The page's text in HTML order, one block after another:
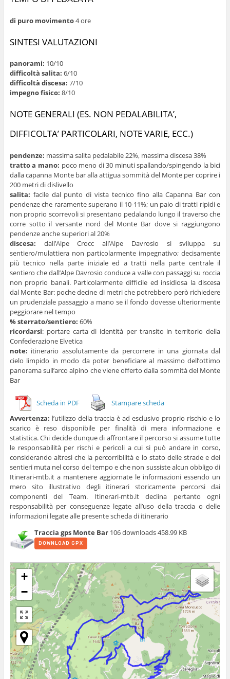
di puro movimento4 ore
SINTESI VALUTAZIONI
panorami: 10/10
difficoltà salita: 6/10
difficoltà discesa: 7/10
impegno fisico: 8/10
NOTE GENERALI (ES. NON PEDALABILITA’,
DIFFICOLTA’ PARTICOLARI, NOTE VARIE, ECC.)
pendenze: massima salita pedalabile 22%, massima discesa 38%
tratto a mano: poco meno di 30 minuti spallando/spingendo la bici
dalla capanna Monte bar alla attigua sommità del Monte per coprire i
200 metri di dislivello
salita: facile dal punto di vista tecnico fino alla Capanna Bar con
pendenze che raramente superano il 10-11%; un paio di tratti ripidi e
non proprio scorrevoli si presentano pedalando lungo il traverso che
corre sotto il versante nord del Monte Bar dove si raggiungono
pendenze anche superiori al 20%
discesa: dall’Alpe Crocc all’Alpe Davrosio si sviluppa su
sentiero/mulattiera non particolarmente impegnativo; decisamente
più tecnico nella parte iniziale ed a tratti nella parte centrale il
sentiero che dall’Alpe Davrosio conduce a valle con passaggi su roccia
non proprio banali. Particolarmente difficile ed insidiosa la discesa
dal Monte Bar: poche decine di metri che potrebbero però richiedere
un prudenziale passaggio a mano se il fondo dovesse ulteriormente
peggiorare nel tempo
% sterrato/sentiero: 60%
ricordarsi: portare carta di identità per transito in territorio della
Confederazione Elvetica
note: itinerario assolutamente da percorrere in una giornata dal
cielo limpido in modo da poter beneficiare al massimo dell’ottimo
panorama sull’arco alpino che viene offerto dalla sommità del Monte
Bar
Scheda in PDF
Stampare scheda
Avvertenza: l’utilizzo della traccia è ad esclusivo proprio rischio e lo
scarico è reso disponibile per finalità di mera informazione e
statistica. Chi decide dunque di affrontare il percorso si assume tutte
le responsabilità per rischi e pericoli a cui si può andare in corso,
considerando altresì che la percorribilità e lo stato delle strade e dei
sentieri muta nel corso del tempo e che non sussiste alcun obbligo di
Itinerari-mtb.it a mantenere aggiornate le informazioni essendo un
mero sito illustrativo degli itinerari storicamente percorsi dai
componenti del Team. Itinerari-mtb.it declina pertanto ogni
responsabilità per conseguenze legate all’uso della traccia o delle
informazioni legate alle presente scheda di itinerario
Traccia gps Monte Bar 106 downloads458.99 KB
DOWNLOAD GPX
+
−